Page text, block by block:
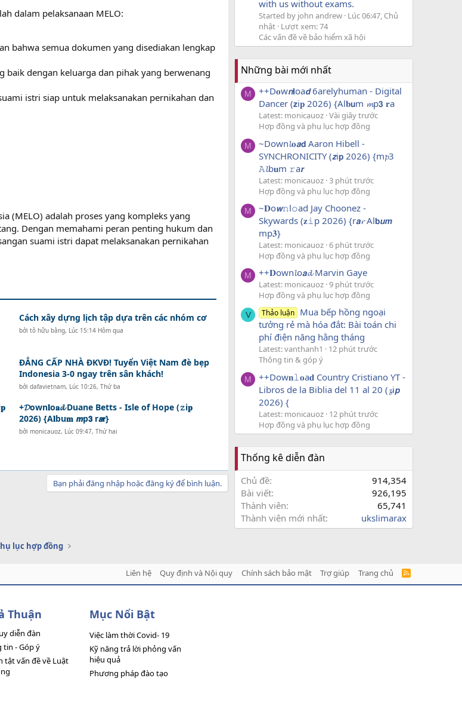
dalam pelaksanaan MELO:
bahwa semua dokumen yang disediakan lengkap
baik dengan keluarga dan pihak yang berwenang
istri siap untuk melaksanakan pernikahan dan
(MELO) adalah proses yang kompleks yang
Dengan memahami peran penting hukum dan
suami istri dapat melaksanakan pernikahan
Cách xây dựng lịch tập dựa trên các nhóm cơ
bởi tô hữu bằng, Lúc 15:14 Hôm qua
ĐẲNG CẤP NHÀ ĐKVĐ! Tuyển Việt Nam đè bẹp
Indonesia 3-0 ngay trên sân khách!
bởi dafavietnam, Lúc 10:26, Thứ ba
+𝓓own𝐥o𝐚𝓭 Duane Betts - Isle of Hope (𝚣i𝐩
2026) {A𝐥bu𝐦 𝙢p𝟯 r𝙖𝗿}
bởi monicauoz, Lúc 09:47, Thứ hai
Bạn phải đăng nhập hoặc đăng ký để bình luận.
with us without exams.
Started by john andrew Lúc 06:47, Chủ
nhật Lượt xem: 74
Các vấn đề về bảo hiểm xã hội
Những bài mới nhất
M
++D𝐨w𝙣𝐥oa𝙙 6arelyhuman - Digital
Dancer (𝘇i𝐩 2026) {Al𝐛𝘂m 𝓶p𝟯 𝐫a
Latest: monicauoz Vài giây trước
Hợp đồng và phụ lục hợp đồng
M
~Down𝓵𝐨𝙖𝗱 Aaron Hibell -
SYNCHRONICITY (𝙯i𝗽 2026) {m𝓹3
𝙰𝓵b𝐮m 𝚛a𝙧
Latest: monicauoz 3 phút trước
Hợp đồng và phụ lục hợp đồng
M
~𝐃o𝙬𝚗l𝚘ad Jay Choonez -
Skywards (𝐳𝚒p 2026) {r𝙖𝓻 Al𝗯𝙪𝙢
mp𝟑}
Latest: monicauoz 6 phút trước
Hợp đồng và phụ lục hợp đồng
M ++𝐃own𝓵o𝙖𝓭 Marvin Gaye
Latest: monicauoz 9 phút trước
Hợp đồng và phụ lục hợp đồng
V Thảo luận Mua bếp hồng ngoại
tưởng rẻ mà hóa đắt: Bài toán chi
phí điện năng hằng tháng
Latest: vanthanh1
12 phút trước
Thông tin & góp ý
M
++Dow𝐧𝚕𝐨a𝐝 Country Cristiano YT -
Libros de la Biblia del 11 al 20 (𝔃i𝙥
2026) {
Latest: monicauoz 12 phút trước
Hợp đồng và phụ lục hợp đồng
Thống kê diễn đàn
Chủ đề
914,354
Bài viết
926,195
Thành viên
65,741
Thành viên mới nhất
ukslimarax
lục hợp đồng
Liên hệ Quy định và Nội quy Chính sách bảo mật Trợ giúp Trang chủ
R
Thuận
diễn đàn
tin - Góp ý
tật vấn đề về Luật
Mục Nổi Bật
Việc làm thời Covid- 19
Kỹ năng trả lời phỏng vấn
hiệu quả
Phương pháp đào tạo